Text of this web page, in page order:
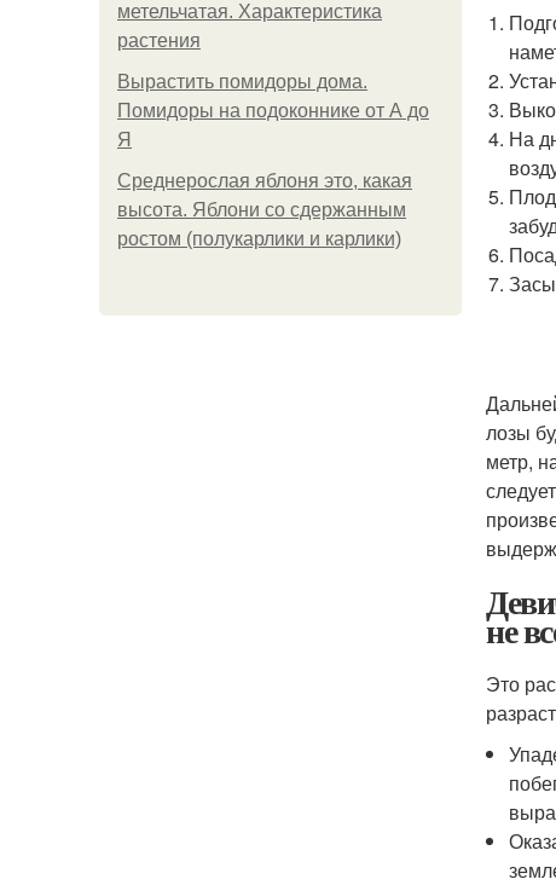
метельчатая. Характеристика
растения
Вырастить помидоры дома.
Помидоры на подоконнике от А до
Я
Среднерослая яблоня это, какая
высота. Яблони со сдержанным
ростом (полукарлики и карлики)
На
лозы
метр,
не
Это